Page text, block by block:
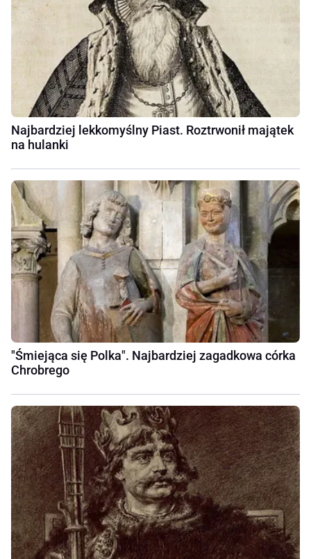
Najbardziej lekkomyślny Piast. Roztrwonił majątek
na hulanki
"Śmiejąca się Polka". Najbardziej zagadkowa córka
Chrobrego